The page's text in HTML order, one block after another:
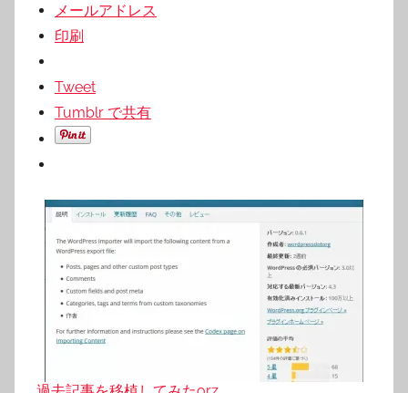
メールアドレス
印刷
Tweet
Tumblr で共有